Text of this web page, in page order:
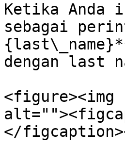
Ketika Anda
sebagai
dengan last
<figure><img
</